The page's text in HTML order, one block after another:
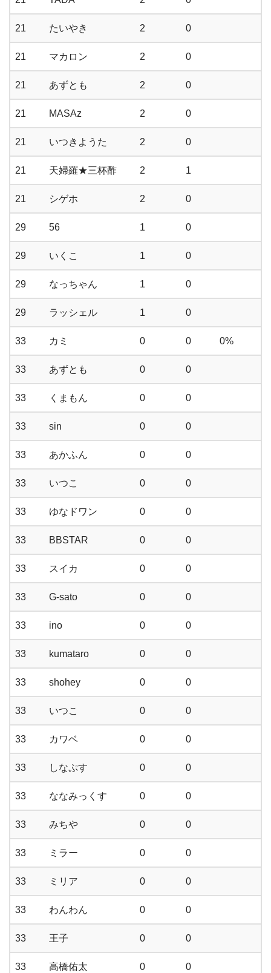
21 たいやき 2 0
21 マカロン 2 0
21 あずとも 2 0
21 MASAz 2 0
21 いつきようた 2 0
21 天婦羅★三杯酢 2 1
21 シゲホ 2 0
29 56 1 0
29 いくこ 1 0
29 なっちゃん 1 0
29 ラッシェル 1 0
33 カミ 0 0 0%
33 あずとも 0 0
33 くまもん 0 0
33 sin 0 0
33 あかふん 0 0
33 いつこ 0 0
33 ゆなドワン 0 0
33 BBSTAR 0 0
33 スイカ 0 0
33 G-sato 0 0
33 ino 0 0
33 kumataro 0 0
33 shohey 0 0
33 いつこ 0 0
33 カワベ 0 0
33 しなぷす 0 0
33 ななみっくす 0 0
33 みちや 0 0
33 ミラー 0 0
33 ミリア 0 0
33 わんわん 0 0
33 王子 0 0
33 高橋佑太 0 0